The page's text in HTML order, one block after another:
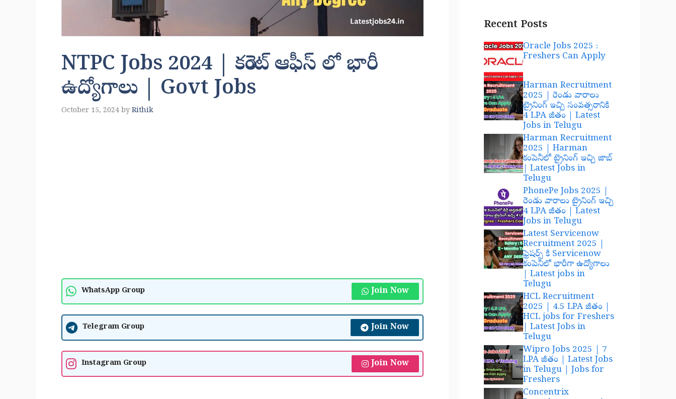
NTPC Jobs 2024 | కరెంట్ ఆఫీస్ లో భారీ
ఉద్యోగాలు | Govt Jobs
October 15, 2024 by Rithik
WhatsApp Group Join Now
Telegram Group Join Now
Instagram Group Join Now
Recent Posts
Oracle Jobs 2025 :
Freshers Can Apply
Harman Recruitment
2025 | రెండు వారాలు
ట్రైనింగ్ ఇచ్చి సంవత్సరానికి
4 LPA జీతం | Latest
Jobs in Telugu
Harman Recruitment
2025 | Harman
కంపెనీలో ట్రైనింగ్ ఇచ్చి జాబ్
| Latest Jobs in
Telugu
PhonePe Jobs 2025 |
రెండు వారాలు ట్రైనింగ్ ఇచ్చి
4 LPA జీతం | Latest
Jobs in Telugu
Latest Servicenow
Recruitment 2025 |
ఫ్రెషర్స్ కి Servicenow
కంపెనీలో భారీగా ఉద్యోగాలు
| Latest jobs in
Telugu
HCL Recruitment
2025 | 4.5 LPA జీతం |
HCL jobs for Freshers
| Latest Jobs in
Telugu
Wipro Jobs 2025 | 7
LPA జీతం | Latest Jobs
in Telugu | Jobs for
Freshers
Concentrix